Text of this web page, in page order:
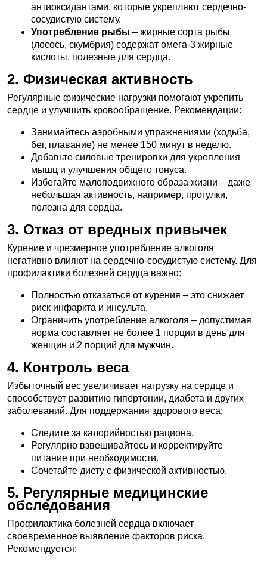
антиоксидантами, которые укрепляют сердечно-
сосудистую систему.
Употребление рыбы – жирные сорта рыбы
(лосось, скумбрия) содержат омега-3 жирные
кислоты, полезные для сердца.
2. Физическая активность
Регулярные физические нагрузки помогают укрепить
сердце и улучшить кровообращение. Рекомендации:
Занимайтесь аэробными упражнениями (ходьба,
бег, плавание) не менее 150 минут в неделю.
Добавьте силовые тренировки для укрепления
мышц и улучшения общего тонуса.
Избегайте малоподвижного образа жизни – даже
небольшая активность, например, прогулки,
полезна для сердца.
3. Отказ от вредных привычек
Курение и чрезмерное употребление алкоголя
негативно влияют на сердечно-сосудистую систему. Для
профилактики болезней сердца важно:
Полностью отказаться от курения – это снижает
риск инфаркта и инсульта.
Ограничить употребление алкоголя – допустимая
норма составляет не более 1 порции в день для
женщин и 2 порций для мужчин.
4. Контроль веса
Избыточный вес увеличивает нагрузку на сердце и
способствует развитию гипертонии, диабета и других
заболеваний. Для поддержания здорового веса:
Следите за калорийностью рациона.
Регулярно взвешивайтесь и корректируйте
питание при необходимости.
Сочетайте диету с физической активностью.
5. Регулярные медицинские
обследования
Профилактика болезней сердца включает
своевременное выявление факторов риска.
Рекомендуется: